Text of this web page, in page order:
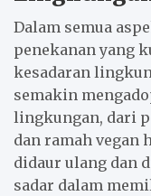
Dalam semua
penekanan yang
kesadaran
semakin
lingkungan, dari
dan ramah vegan
didaur ulang dan
sadar dalam